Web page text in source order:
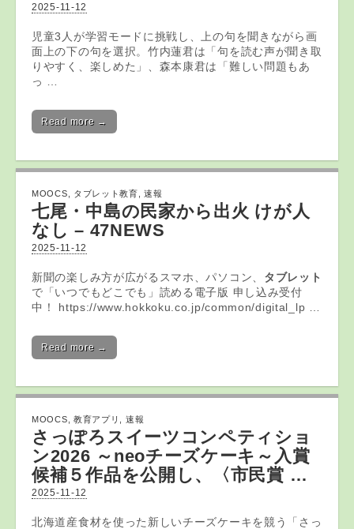
2025-11-12
児童3人が学習モードに挑戦し、上の句を聞きながら画
面上の下の句を選択。竹内蓮君は「句を読む声が聞き取
りやすく、楽しめた」、森本康君は「難しい問題もあ
っ …
Read more →
MOOCS タブレット教育 ,速報
七尾・中島の民家から出火 けが人
なし – 47NEWS
2025-11-12
新聞の楽しみ方が広がるスマホ、パソコン、 タブレット
で「いつでもどこでも」読める電子版 申し込み受付
中！ https://www.hokkoku.co.jp/common/digital_lp …
Read more →
MOOCS 教育アプリ 速報
さっぽろスイーツコンペティショ
ン2026 ～neoチーズケーキ～入賞
候補５作品を公開し、〈市民賞 …
2025-11-12
北海道産食材を使った新しいチーズケーキを競う「さっ